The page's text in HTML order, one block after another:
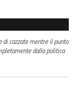
di cazzate mentre il punto
dalla politica